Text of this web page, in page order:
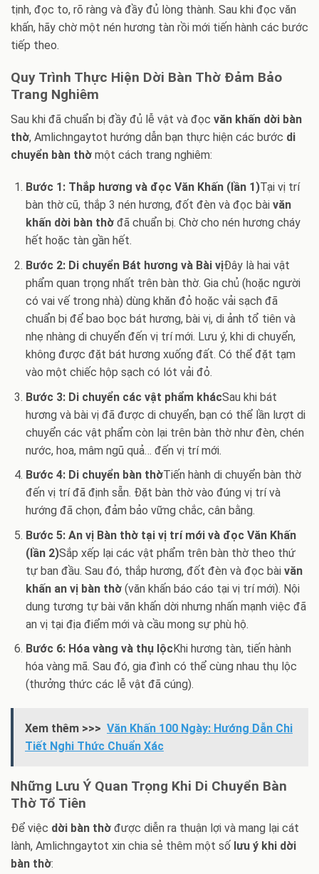
tịnh, đọc to, rõ ràng và đầy đủ lòng thành. Sau khi đọc văn
khấn, hãy chờ một nén hương tàn rồi mới tiến hành các bước
tiếp theo.
Quy Trình Thực Hiện Dời Bàn Thờ Đảm Bảo
Trang Nghiêm
Sau khi đã chuẩn bị đầy đủ lễ vật và đọc văn khấn dời bàn
thờ, Amlichngaytot hướng dẫn bạn thực hiện các bước di
chuyển bàn thờ một cách trang nghiêm:
Bước 1: Thắp hương và đọc Văn Khấn (lần 1)Tại vị trí
bàn thờ cũ, thắp 3 nén hương, đốt đèn và đọc bài văn
khấn dời bàn thờđã chuẩn bị. Chờ cho nén hương cháy
hết hoặc tàn gần hết.
Bước 2: Di chuyển Bát hương và Bài vịĐây là hai vật
phẩm quan trọng nhất trên bàn thờ. Gia chủ (hoặc người
có vai vế trong nhà) dùng khăn đỏ hoặc vải sạch đã
chuẩn bị để bao bọc bát hương, bài vị, di ảnh tổ tiên và
nhẹ nhàng di chuyển đến vị trí mới. Lưu ý, khi di chuyển,
không được đặt bát hương xuống đất. Có thể đặt tạm
vào một chiếc hộp sạch có lót vải đỏ.
Bước 3: Di chuyển các vật phẩm khácSau khi bát
hương và bài vị đã được di chuyển, bạn có thể lần lượt di
chuyển các vật phẩm còn lại trên bàn thờ như đèn, chén
nước, hoa, mâm ngũ quả… đến vị trí mới.
Bước 4: Di chuyển bàn thờTiến hành di chuyển bàn thờ
đến vị trí đã định sẵn. Đặt bàn thờ vào đúng vị trí và
hướng đã chọn, đảm bảo vững chắc, cân bằng.
Bước 5: An vị Bàn thờ tại vị trí mới và đọc Văn Khấn
(lần 2)Sắp xếp lại các vật phẩm trên bàn thờ theo thứ
tự ban đầu. Sau đó, thắp hương, đốt đèn và đọc bài văn
khấn an vị bàn thờ(văn khấn báo cáo tại vị trí mới). Nội
dung tương tự bài văn khấn dời nhưng nhấn mạnh việc đã
an vị tại địa điểm mới và cầu mong sự phù hộ.
Bước 6: Hóa vàng và thụ lộc Khi hương tàn, tiến hành
hóa vàng mã. Sau đó, gia đình có thể cùng nhau thụ lộc
(thưởng thức các lễ vật đã cúng).
Xem thêm >>> Văn Khấn 100 Ngày: Hướng Dẫn Chi
Tiết Nghi Thức Chuẩn Xác
Những Lưu Ý Quan Trọng Khi Di Chuyển Bàn
Thờ Tổ Tiên
Để việc dời bàn thờ được diễn ra thuận lợi và mang lại cát
lành, Amlichngaytot xin chia sẻ thêm một số lưu ý khi dời
bàn thờ: